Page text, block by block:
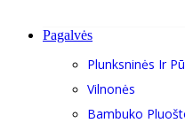
Pagalvės
Plunksninės Ir
Vilnonės
Bambuko